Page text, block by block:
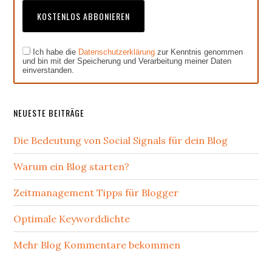
Ich habe die Datenschutzerklärung zur Kenntnis genommen
und bin mit der Speicherung und Verarbeitung meiner Daten
einverstanden.
NEUESTE BEITRÄGE
Die Bedeutung von Social Signals für dein Blog
Warum ein Blog starten?
Zeitmanagement Tipps für Blogger
Optimale Keyworddichte
Mehr Blog Kommentare bekommen